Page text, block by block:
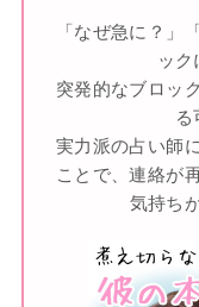
「なぜ急に？」
ッ
突発的なブロッ
る
実力派の占い師
ことで、連絡が
気持ち